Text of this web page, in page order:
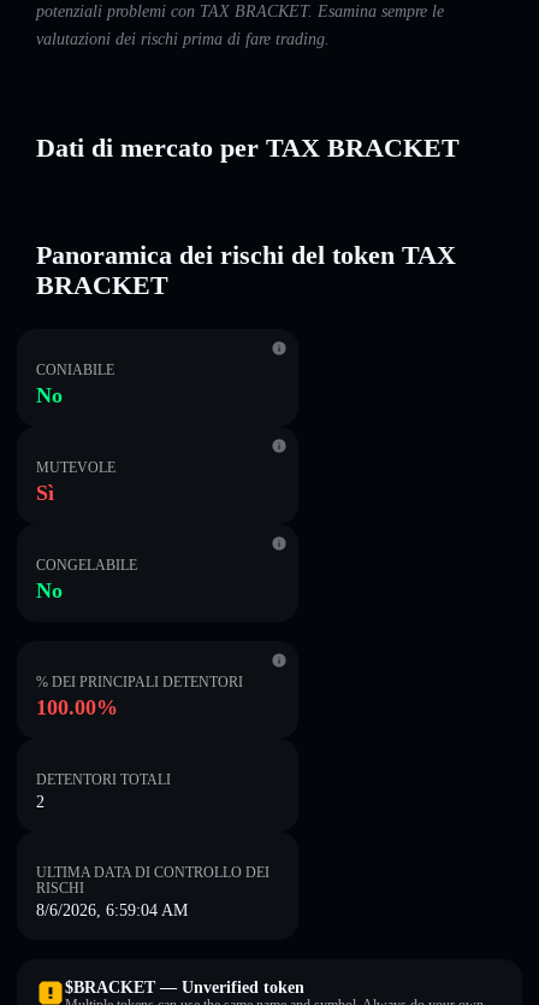
potenziali problemi con TAX BRACKET. Esamina sempre le
valutazioni dei rischi prima di fare trading.
Dati di mercato per TAX BRACKET
Panoramica dei rischi del token TAX
BRACKET
CONIABILE
No
MUTEVOLE
Sì
CONGELABILE
No
% DEI PRINCIPALI DETENTORI
100.00%
DETENTORI TOTALI
2
ULTIMA DATA DI CONTROLLO DEI
RISCHI
8/6/2026, 6:59:04 AM
$BRACKET — Unverified token